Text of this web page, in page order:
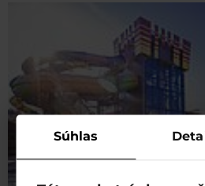
Súhlas